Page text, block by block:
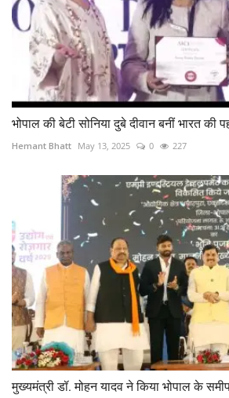
भोपाल की बेटी सोनिया दुबे दीवान बनीं भारत की
Hemant Bhatt May 13, 2025 0 227
मुख्यमंत्री डॉ. मोहन यादव ने किया भोपाल के